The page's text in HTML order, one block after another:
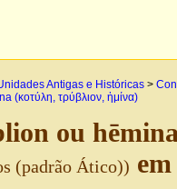
Antigas e Históricas >
(κοτύλη, τρύβλιον, ἡμίνα)
ou hēmina
(padrão Ático))